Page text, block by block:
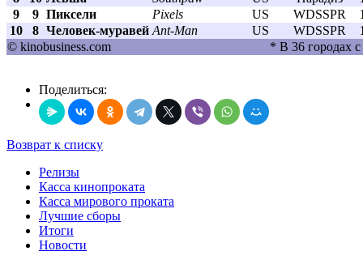
9
9 Пиксели Pixels US WDSSPR
10
8 Человек-муравей Ant-Man US WDSSPR
© kinobusiness.com
* В 36 городах
Поделиться:
Возврат к списку
Релизы
Касса кинопроката
Касса мирового проката
Лучшие сборы
Итоги
Новости